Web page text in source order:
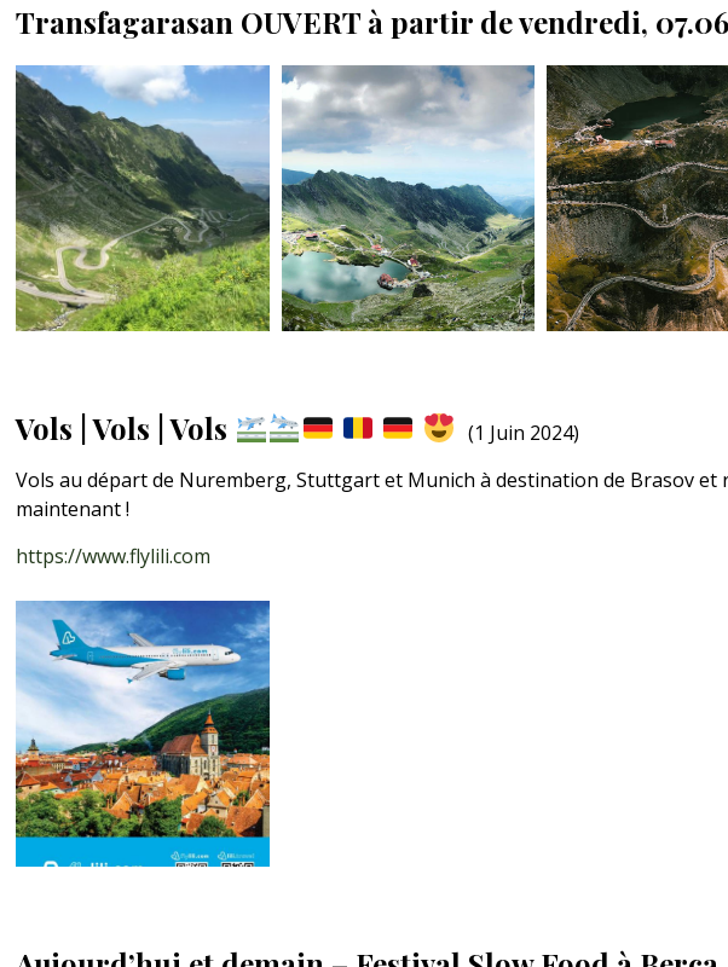
Transfagarasan OUVERT à partir de vendredi,
Vols | Vols | Vols
(1 Juin 2024)
Vols au départ de Nuremberg, Stuttgart et Munich à destination de Brasov
maintenant !
https://www.flylili.com